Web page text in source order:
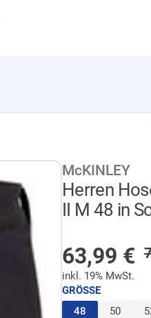
McKINLEY
Herren
II M 48 in
63,99 €
inkl. 19% MwSt.
GRÖSSE
48 (ausgewählt)
50